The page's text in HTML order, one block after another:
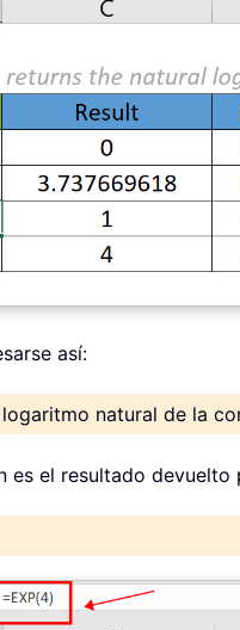
así:
natural de la
es el resultado devuelto